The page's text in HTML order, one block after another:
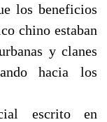
los beneficios
chino estaban
y clanes
hacia los
escrito en